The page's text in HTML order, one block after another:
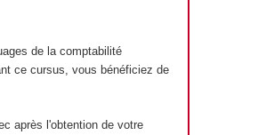
de la comptabilité
ce cursus, vous bénéficiez de
après l'obtention de votre